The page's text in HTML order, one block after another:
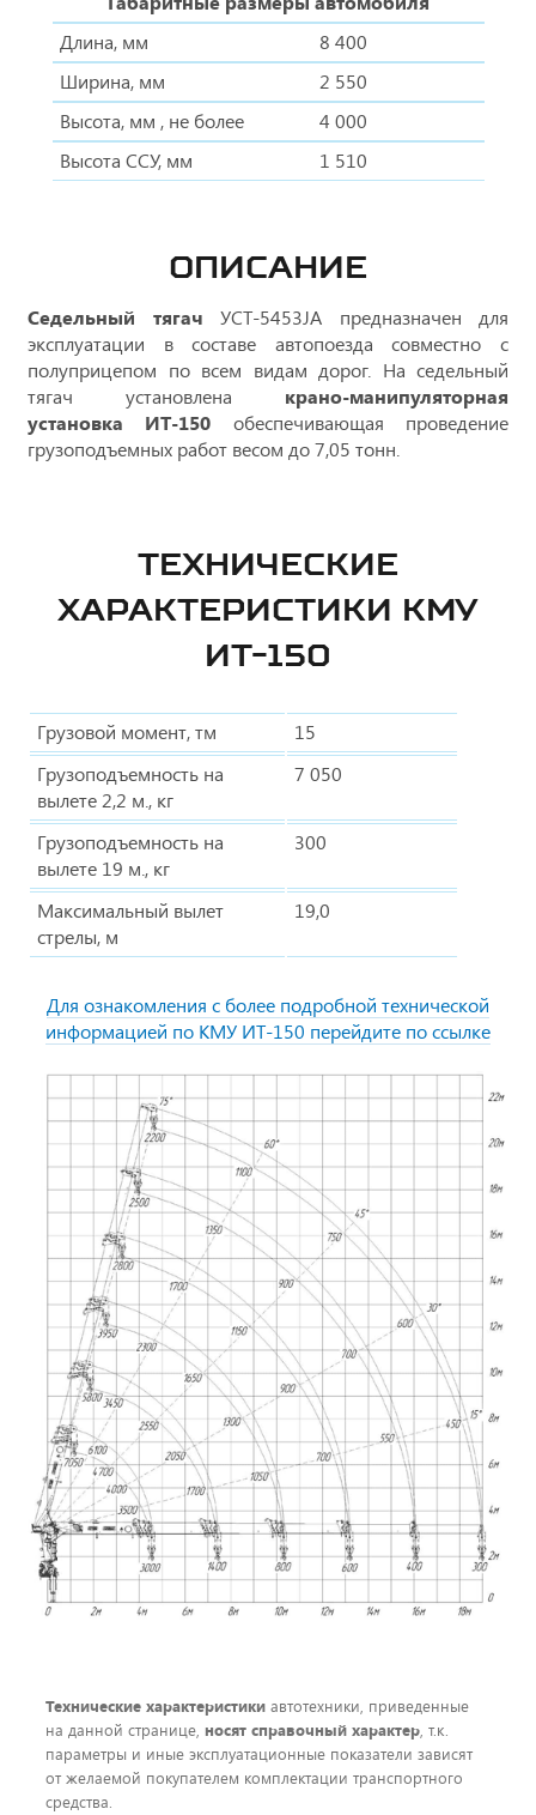
Длина, мм
8 400
Ширина, мм
2 550
Высота, мм , не более
4 000
Высота ССУ, мм
1 510
ОПИСАНИЕ
Седельный тягач УСТ-5453JA предназначен для
эксплуатации в составе автопоезда совместно с
полуприцепом по всем видам дорог. На седельный
тягач установлена крано-манипуляторная
установка ИТ-150 обеспечивающая проведение
грузоподъемных работ весом до 7,05 тонн.
ТЕХНИЧЕСКИЕ
ХАРАКТЕРИСТИКИ КМУ
ИТ-150
Грузовой момент, тм
15
Грузоподъемность на
вылете 2,2 м., кг
7 050
Грузоподъемность на
вылете 19 м., кг
300
Максимальный вылет
стрелы, м
19,0
Для ознакомления с более подробной технической
информацией по КМУ ИТ-150 перейдите по ссылке
Технические характеристики автотехники, приведенные
на данной странице, носят справочный характер, т.к.
параметры и иные эксплуатационные показатели зависят
от желаемой покупателем комплектации транспортного
средства.